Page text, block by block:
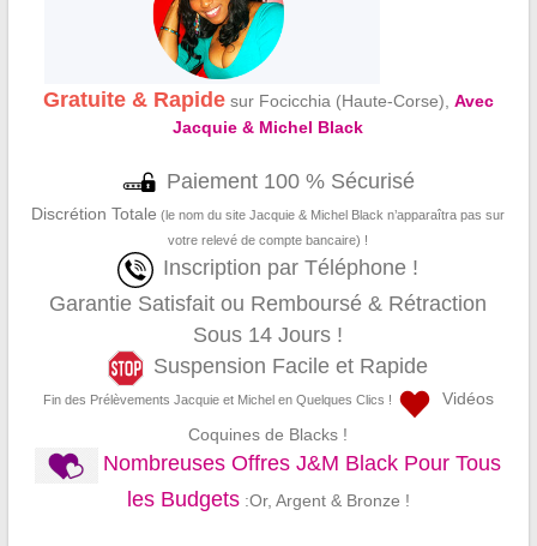
Gratuite & Rapidesur Focicchia (Haute-Corse), Avec
Jacquie & Michel Black
Paiement 100 % Sécurisé
Discrétion Totale (le nom du site Jacquie & Michel Black n’apparaîtra pas sur
votre relevé de compte bancaire) !
Inscription par Téléphone !
Garantie Satisfait ou Remboursé & Rétraction
Sous 14 Jours !
Suspension Facile et Rapide
Fin des Prélèvements Jacquie et Michel en Quelques Clics !
Vidéos
Coquines de Blacks !
Nombreuses Offres J&M Black Pour Tous
les Budgets:Or, Argent & Bronze !